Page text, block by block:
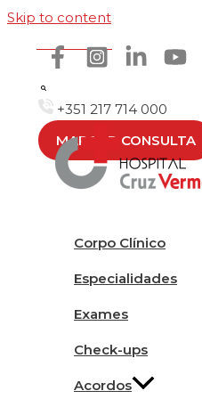
Skip to content
Como chegar
+351 217 714 000
MARCAR CONSULTA
Corpo Clínico
Especialidades
Exames
Check-ups
Acordos